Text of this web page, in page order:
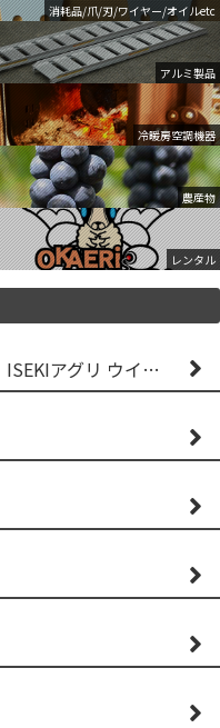
消耗品/爪/刃/ワイヤー/オイルetc
アルミ製品
冷暖房空調機器
農産物
レンタル
ウイングモアで畦草刈りに挑戦！ISEKIアグリ ウイングモア WM746AF